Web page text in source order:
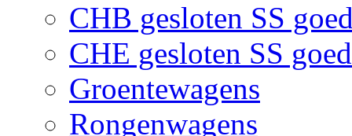
CHB gesloten SS
CHE gesloten SS
Groentewagens
Rongenwagens